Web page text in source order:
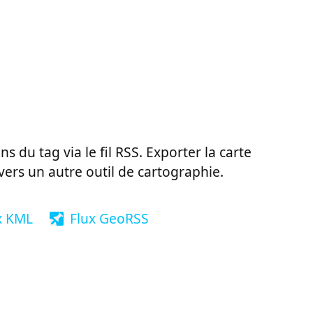
du tag via le fil RSS. Exporter la carte
un autre outil de cartographie.
KML Flux GeoRSS